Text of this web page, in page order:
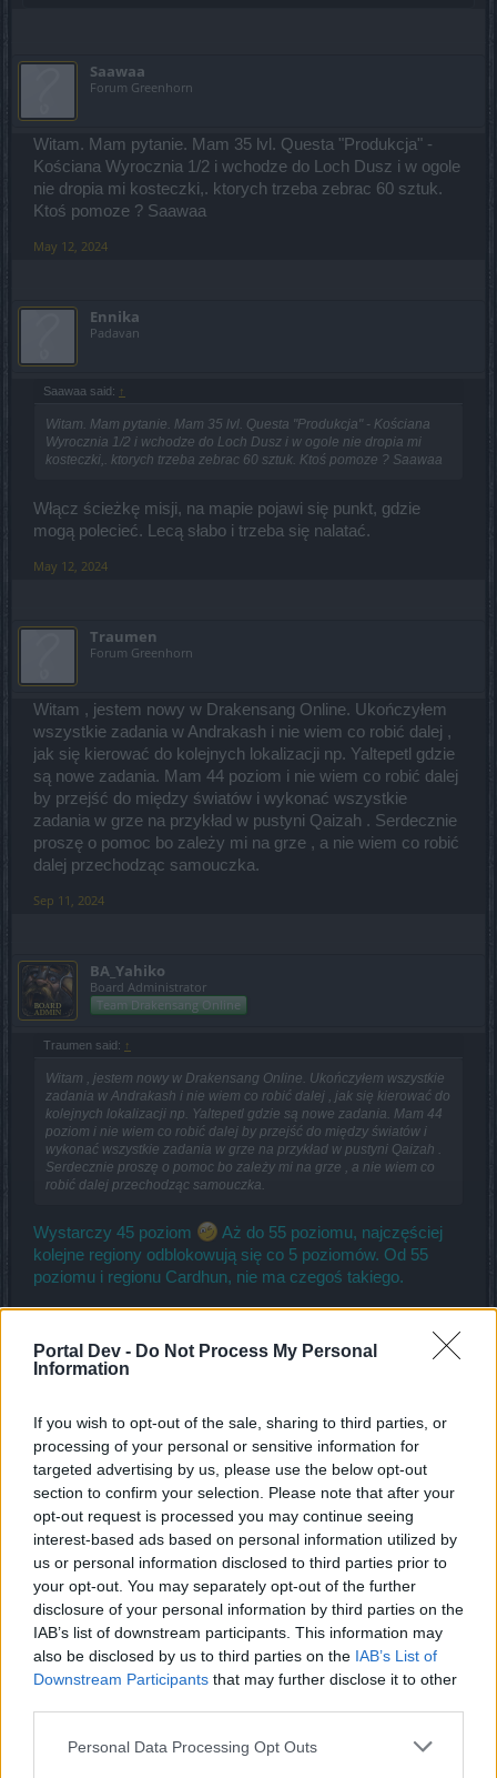
Portal Dev - Do Not Process My Personal
Information
If you wish to opt-out of the sale, sharing to third parties, or
processing of your personal or sensitive information for
targeted advertising by us, please use the below opt-out
section to confirm your selection. Please note that after your
opt-out request is processed you may continue seeing
interest-based ads based on personal information utilized by
us or personal information disclosed to third parties prior to
your opt-out. You may separately opt-out of the further
disclosure of your personal information by third parties on the
IAB’s list of downstream participants. This information may
also be disclosed by us to third parties on the IAB’s List of
Downstream Participants that may further disclose it to other
Personal Data Processing Opt Outs
Saawaa
Forum Greenhorn
Witam. Mam pytanie. Mam 35 lvl. Questa "Produkcja" -
Kościana Wyrocznia 1/2 i wchodze do Loch Dusz i w ogole
nie dropia mi kosteczki,. ktorych trzeba zebrac 60 sztuk.
Ktoś pomoze ? Saawaa
May 12, 2024
Ennika
Padavan
Saawaa said: ↑
Witam. Mam pytanie. Mam 35 lvl. Questa "Produkcja" - Kościana
Wyrocznia 1/2 i wchodze do Loch Dusz i w ogole nie dropia mi
kosteczki,. ktorych trzeba zebrac 60 sztuk. Ktoś pomoze ? Saawaa
Włącz ścieżkę misji, na mapie pojawi się punkt, gdzie
mogą polecieć. Lecą słabo i trzeba się nalatać.
May 12, 2024
Traumen
Forum Greenhorn
Witam , jestem nowy w Drakensang Online. Ukończyłem
wszystkie zadania w Andrakash i nie wiem co robić dalej ,
jak się kierować do kolejnych lokalizacji np. Yaltepetl gdzie
są nowe zadania. Mam 44 poziom i nie wiem co robić dalej
by przejść do między światów i wykonać wszystkie
zadania w grze na przykład w pustyni Qaizah . Serdecznie
proszę o pomoc bo zależy mi na grze , a nie wiem co robić
dalej przechodząc samouczka.
Sep 11, 2024
BA_Yahiko
Board Administrator
Team Drakensang Online
Traumen said: ↑
Witam , jestem nowy w Drakensang Online. Ukończyłem wszystkie
zadania w Andrakash i nie wiem co robić dalej , jak się kierować do
kolejnych lokalizacji np. Yaltepetl gdzie są nowe zadania. Mam 44
poziom i nie wiem co robić dalej by przejść do między światów i
wykonać wszystkie zadania w grze na przykład w pustyni Qaizah .
Serdecznie proszę o pomoc bo zależy mi na grze , a nie wiem co
robić dalej przechodząc samouczka.
Wystarczy 45 poziom
Aż do 55 poziomu, najczęściej
kolejne regiony odblokowują się co 5 poziomów. Od 55
poziomu i regionu Cardhun, nie ma czegoś takiego.
Sep 12, 2024
czy z przedmiotów 100lvl można zrobić 145lvl?
Oct 12, 2024
BA_Yahiko
Board Administrator
Team Drakensang Online
Uran235 said:↑
czy z przedmiotów 100lvl można zrobić 145lvl?
Nie da się. Możesz jedynie wydropić nowe przedmioty z
wyższym poziomem na wyższych poziomach trudności.